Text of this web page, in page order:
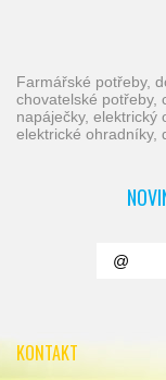
farmářské potřeby, dojení, potřeby pro chovatele, chov králíků,
chovatelské potřeby,
napáječky, elektrický
elektrické ohradníky,
KONTAKT